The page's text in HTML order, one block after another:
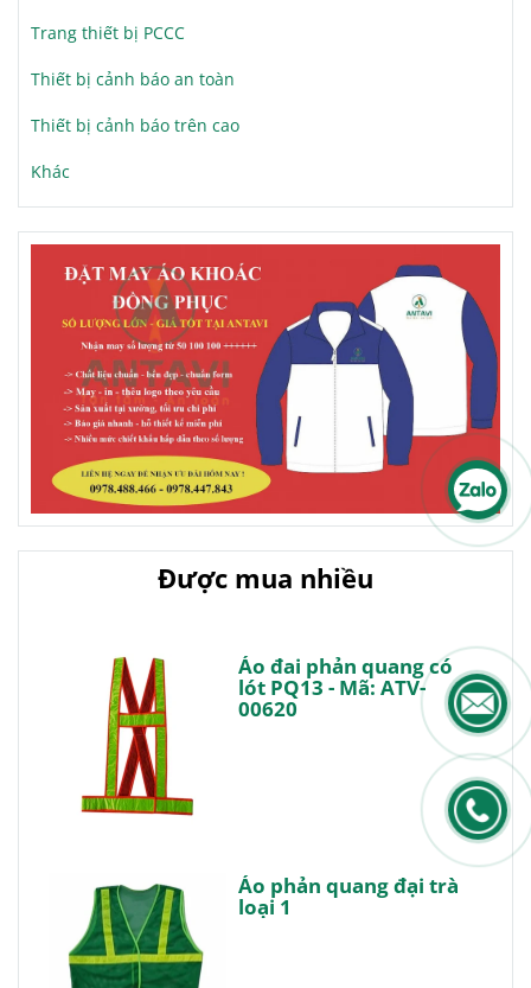
Trang thiết bị PCCC
Thiết bị cảnh báo an toàn
Thiết bị cảnh báo trên cao
Khác
Được mua nhiều
Áo đai phản quang có
lót PQ13 - Mã: ATV-
00620
Áo phản quang đại trà
loại 1